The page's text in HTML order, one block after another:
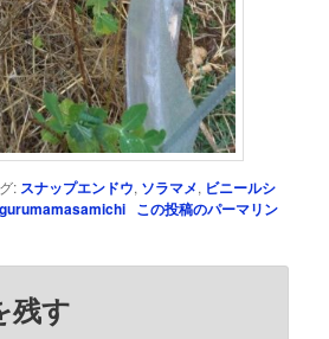
: スナップエンドウ, ソラマメ, ビニールシ
この投稿のパーマリン
残す